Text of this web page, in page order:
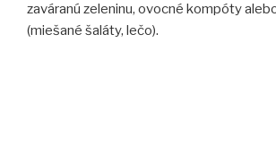
zaváranú zeleninu, ovocné kompóty
(miešané šaláty, lečo).